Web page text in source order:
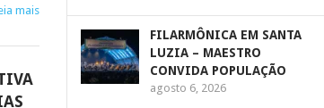
mais
FILARMÔNICA EM SANTA
LUZIA – MAESTRO
CONVIDA POPULAÇÃO
agosto 6, 2026